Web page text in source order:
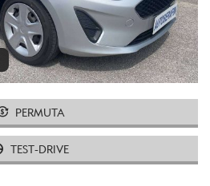
PERMUTA
TEST-DRIVE